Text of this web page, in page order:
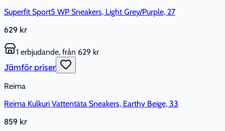
Superfit Sport5 WP Sneakers, Light Grey/Purple, 27
629 kr
1 erbjudande, från 629 kr
Jämför priser
Reima
Reima Kulkuri Vattentäta Sneakers, Earthy Beige, 33
859 kr